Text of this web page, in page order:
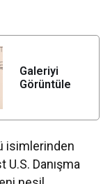
Galeriyi
Görüntüle
isimlerinden
Danışma